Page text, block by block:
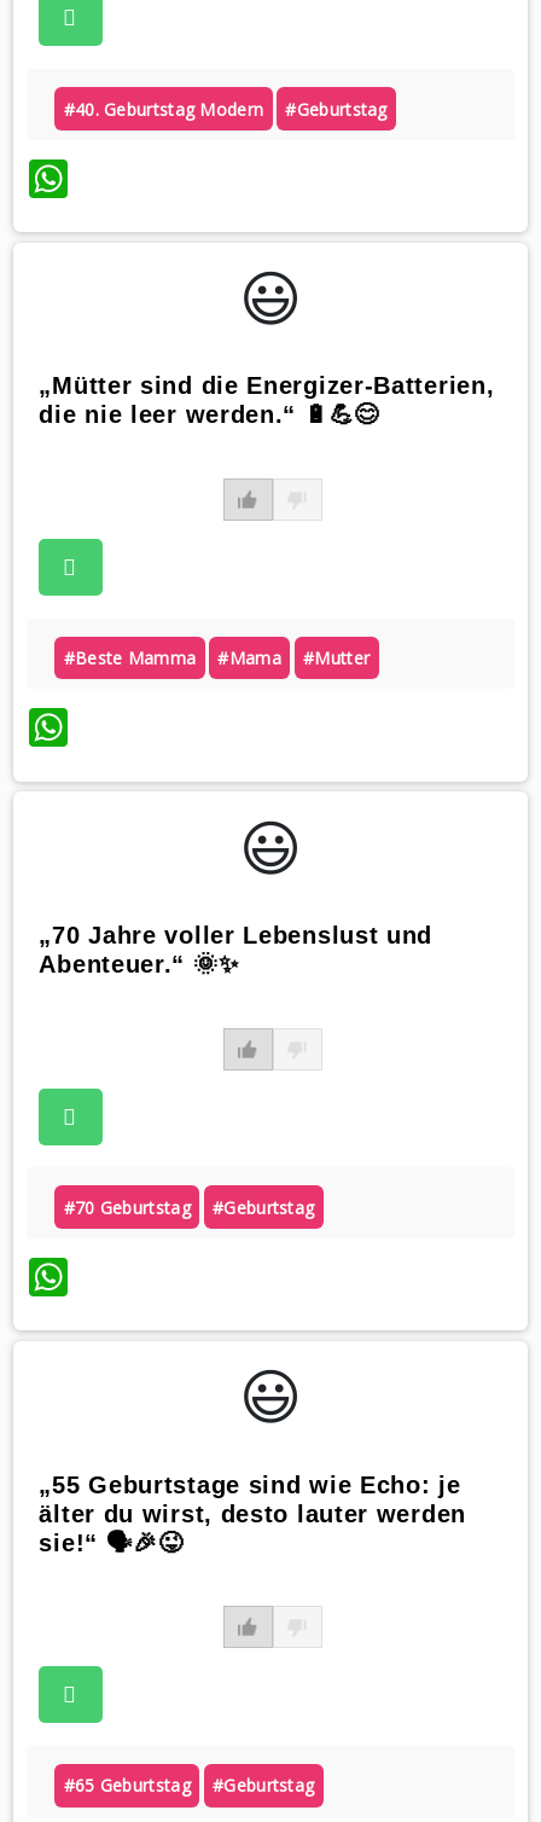
#40. Geburtstag Modern #geburtstag
WhatsApp
😃️
„Mütter sind die Energizer-Batterien,
die nie leer werden.“ 🔋💪😊
#beste Mamma #mama #mutter
WhatsApp
😃️
„70 Jahre voller Lebenslust und
Abenteuer.“ 🌞✨
#70 Geburtstag #geburtstag
WhatsApp
😃️
„55 Geburtstage sind wie Echo: je
älter du wirst, desto lauter werden
sie!“ 🗣🎉😜
#65 Geburtstag #geburtstag